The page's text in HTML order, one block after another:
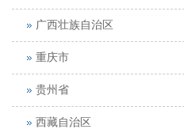
广西壮族自治区
重庆市
贵州省
西藏自治区